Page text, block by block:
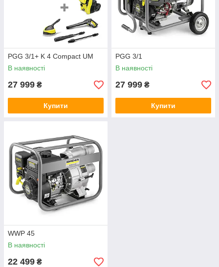
PGG 3/1+ K 4 Compact UM
В наявності
27 999 ₴
Купити
PGG 3/1
В наявності
27 999 ₴
Купити
WWP 45
В наявності
22 499 ₴